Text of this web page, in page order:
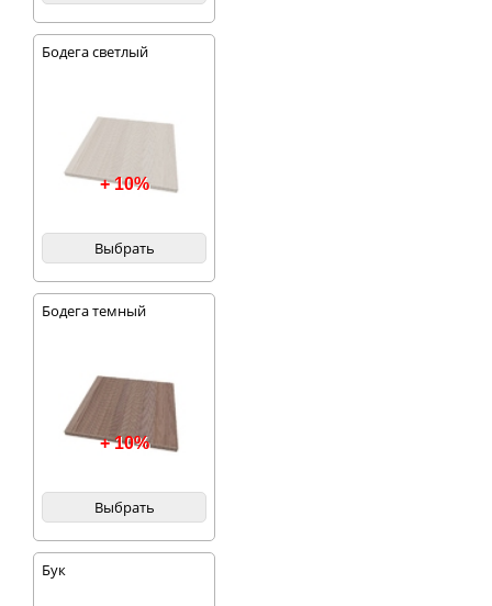
Бодега светлый
+ 10%
Выбрать
Бодега темный
+ 10%
Выбрать
Бук